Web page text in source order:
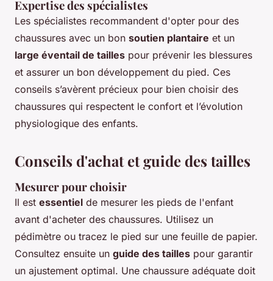
Expertise des spécialistes
Les spécialistes recommandent d'opter pour des
chaussures avec un bon soutien plantaire et un
large éventail de tailles pour prévenir les blessures
et assurer un bon développement du pied. Ces
conseils s’avèrent précieux pour bien choisir des
chaussures qui respectent le confort et l’évolution
physiologique des enfants.
Conseils d'achat et guide des tailles
Mesurer pour choisir
Il est essentiel de mesurer les pieds de l'enfant
avant d'acheter des chaussures. Utilisez un
pédimètre ou tracez le pied sur une feuille de papier.
Consultez ensuite un guide des tailles pour garantir
un ajustement optimal. Une chaussure adéquate doit